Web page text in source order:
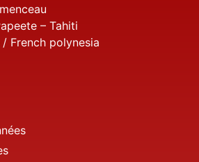
– Tahiti
French polynesia